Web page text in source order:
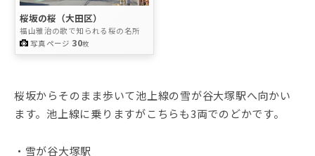
桜坂の桜（大田区）
福山雅治の歌で知られる桜の名所
写真ページ30枚
桜坂からそのまま歩いて池上線の雪が谷大塚駅へ向かい
ます。池上線に乗りますがこちらも3両でのどかです。
・雪が谷大塚駅